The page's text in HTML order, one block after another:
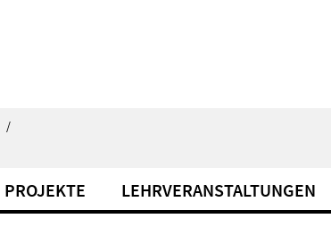
/
PROJEKTE LEHRVERANSTALTUNGEN